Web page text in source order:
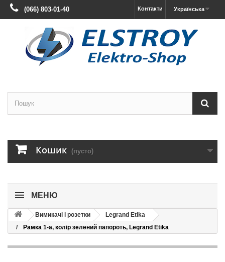
Українська
Контакти
(066) 803-01-40
Кошик (пусто)
МЕНЮ
Вимикачі і розетки
Legrand Etika
Рамка 1-а, колір зелений папороть, Legrand Etika